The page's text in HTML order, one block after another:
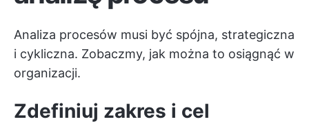
Analiza procesów musi być spójna, strategiczna
i cykliczna. Zobaczmy, jak można to osiągnąć w
organizacji.
Zdefiniuj zakres i cel